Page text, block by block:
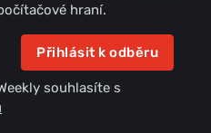
hraní.
Přihlásit k odběru
souhlasíte s